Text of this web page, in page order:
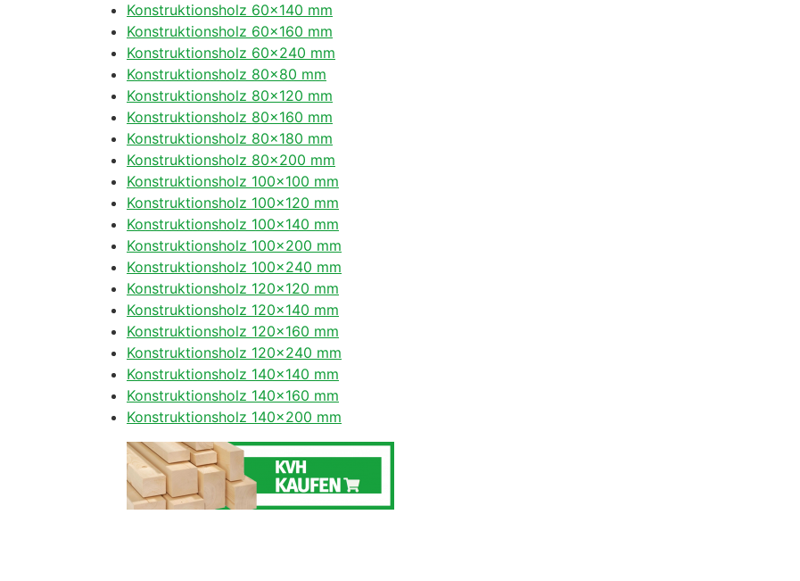
Konstruktionsholz 60×140 mm
Konstruktionsholz 60×160 mm
Konstruktionsholz 60×240 mm
Konstruktionsholz 80×80 mm
Konstruktionsholz 80×120 mm
Konstruktionsholz 80×160 mm
Konstruktionsholz 80×180 mm
Konstruktionsholz 80×200 mm
Konstruktionsholz 100×100 mm
Konstruktionsholz 100×120 mm
Konstruktionsholz 100×140 mm
Konstruktionsholz 100×200 mm
Konstruktionsholz 100×240 mm
Konstruktionsholz 120×120 mm
Konstruktionsholz 120×140 mm
Konstruktionsholz 120×160 mm
Konstruktionsholz 120×240 mm
Konstruktionsholz 140×140 mm
Konstruktionsholz 140×160 mm
Konstruktionsholz 140×200 mm